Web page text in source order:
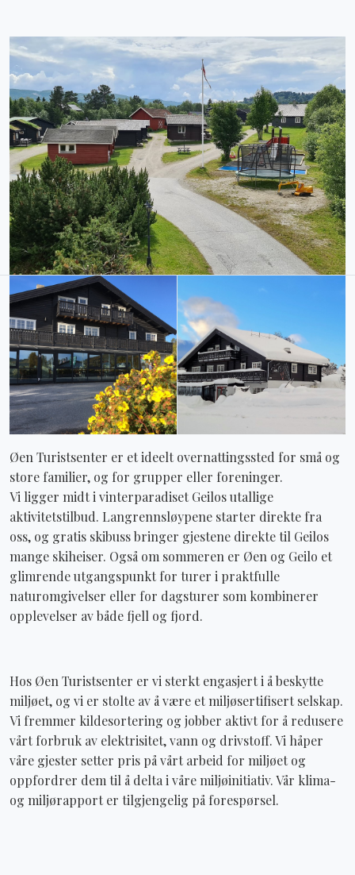
Øen Turistsenter er et ideelt overnattingssted for små og
store familier, og for grupper eller foreninger.
Vi ligger midt i vinterparadiset Geilos utallige
aktivitetstilbud. Langrennsløypene starter direkte fra
oss, og gratis skibuss bringer gjestene direkte til Geilos
mange skiheiser. Også om sommeren er Øen og Geilo et
glimrende utgangspunkt for turer i praktfulle
naturomgivelser eller for dagsturer som kombinerer
opplevelser av både fjell og fjord.
Hos Øen Turistsenter er vi sterkt engasjert i å beskytte
miljøet, og vi er stolte av å være et miljøsertifisert selskap.
Vi fremmer kildesortering og jobber aktivt for å redusere
vårt forbruk av elektrisitet, vann og drivstoff. Vi håper
våre gjester setter pris på vårt arbeid for miljøet og
oppfordrer dem til å delta i våre miljøinitiativ. Vår klima-
og miljørapport er tilgjengelig på forespørsel.